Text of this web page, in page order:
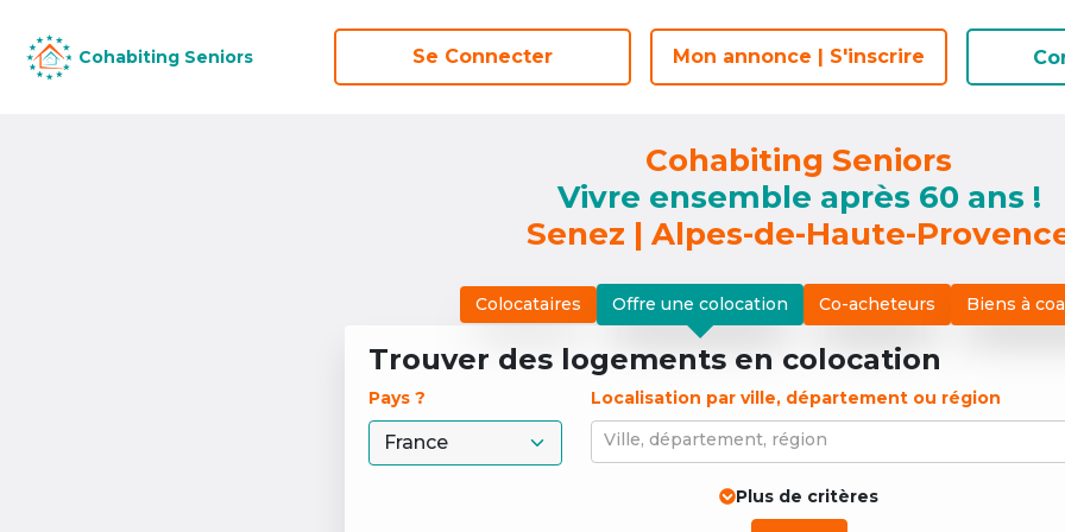
Cohabiting Seniors Se Connecter Mon annonce | S'inscrire
Cohabiting Seniors Se Connecter Mon annonce | S'inscrire
Cohabiting Seniors
Vivre ensemble après 60 ans !
Senez | Alpes-de-Haute-
Colocataires Offre une colocation Co-acheteurs Biens à
Trouver des logements en colocation
Pays ?
Localisation par ville, département ou région
Ville, département, région
Plus de critères